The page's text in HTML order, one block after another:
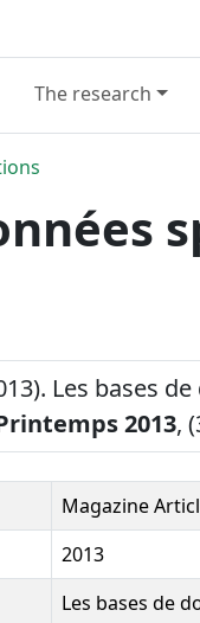
The research
Les bases
2013,
Magazine
2013
Les bases de